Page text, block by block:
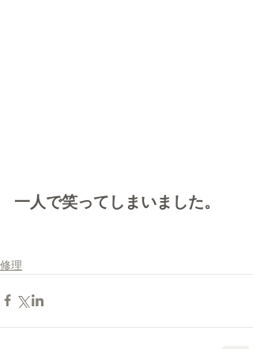
一人で笑ってしまいました。
修理